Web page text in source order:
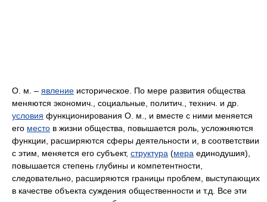
О. м. – явление историческое. По мере развития общества
меняются экономич., социальные, политич., технич. и др.
условия функционирования О. м., и вместе с ними меняется
его место в жизни общества, повышается роль, усложняются
функции, расширяются сферы деятельности и, в соответствии
с этим, меняется его субъект, структура (мера единодушия),
повышается степень глубины и компетентности,
следовательно, расширяются границы проблем, выступающих
в качестве объекта суждения общественности и т.д. Все эти